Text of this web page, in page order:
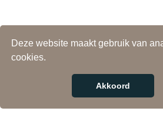
Deze website maakt gebruik van
cookies.
Akkoord